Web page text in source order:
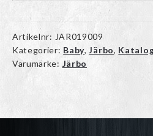
Artikelnr: JAR019009
Kategorier: Baby,Järbo,
Varumärke: Järbo